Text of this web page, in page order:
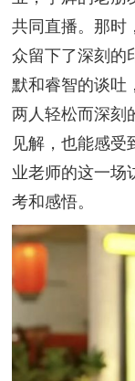
共同直播。那时
众留下了深刻的
默和睿智的谈吐
两人轻松而深刻
见解，也能感受
业老师的这一场
考和感悟。